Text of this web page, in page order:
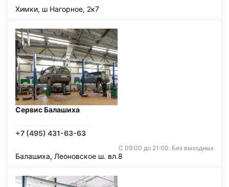
Химки, ш Нагорное, 2к7
Сервис Балашиха
+7 (495) 431-63-63
С 09:00 до 21:00. Без выходных
Балашиха, Леоновское ш. вл.8